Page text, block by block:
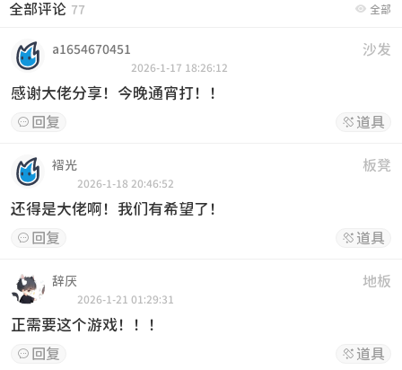
 全部
全部评论 77
沙发
a1654670451
2026-1-17 18:26:12
感谢大佬分享！今晚通宵打！！
 回复  道具
板凳
褶光
2026-1-18 20:46:52
还得是大佬啊！我们有希望了！
 回复  道具
地板
辞厌
2026-1-21 01:29:31
正需要这个游戏！！！
 回复  道具